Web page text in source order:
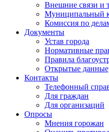
Внешние связи и
Муниципальный
Комиссия по
Документы
Устав города
Нормативные
Правила
Открытые
Контакты
Телефонный
Для граждан
Для организаций
Опросы
Мнения горожан